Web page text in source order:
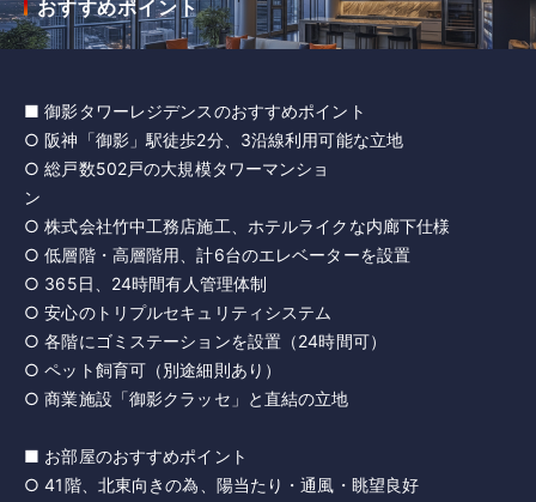
おすすめポイント
■ 御影タワーレジデンスのおすすめポイント
○ 阪神「御影」駅徒歩2分、3沿線利用可能な立地
○ 総戸数502戸の大規模タワーマンショ
ン
○ 株式会社竹中工務店施工、ホテルライクな内廊下仕様
○ 低層階・高層階用、計6台のエレベーターを設置
○ 365日、24時間有人管理体制
○ 安心のトリプルセキュリティシステム
○ 各階にゴミステーションを設置（24時間可）
○ ペット飼育可（別途細則あり）
○ 商業施設「御影クラッセ」と直結の立地
■ お部屋のおすすめポイント
○ 41階、北東向きの為、陽当たり・通風・眺望良好